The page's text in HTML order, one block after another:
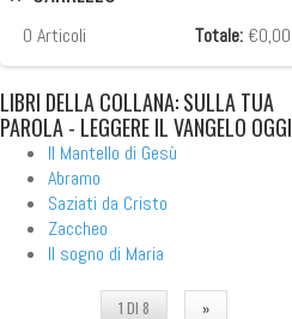
0 Articoli Totale: €0,00
LIBRI DELLA COLLANA: SULLA TUA
PAROLA - LEGGERE IL VANGELO OGGI
Il Mantello di Gesù
Abramo
Saziati da Cristo
Zaccheo
Il sogno di Maria
1 DI 8 »